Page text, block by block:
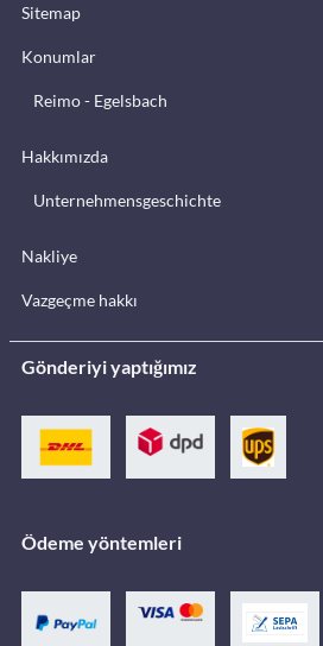
Sitemap
Konumlar
Reimo - Egelsbach
Hakkımızda
Unternehmensgeschichte
Nakliye
Vazgeçme hakkı
Gönderiyi yaptığımız
Ödeme yöntemleri